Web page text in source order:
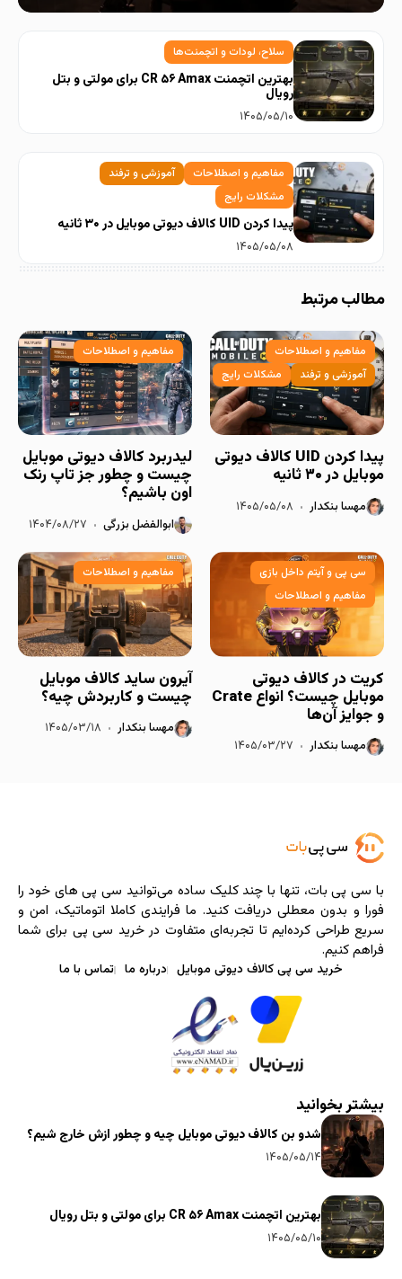
سلاح، لودات و اتچمنت‌ها
بهترین اتچمنت CR ۵۶ Amax برای مولتی و بتل
رویال
۱۴۰۵/۰۵/۱۰
مفاهیم و اصطلاحات
آموزشی و ترفند
مشکلات رایج
پیدا کردن UID کالاف دیوتی موبایل در ۳۰ ثانیه
۱۴۰۵/۰۵/۰۸
مطالب مرتبط
مفاهیم و اصطلاحات
آموزشی و ترفند
مشکلات رایج
پیدا کردن UID کالاف دیوتی
موبایل در ۳۰ ثانیه
مهسا بنکدار ۱۴۰۵/۰۵/۰۸
مفاهیم و اصطلاحات
لیدربرد کالاف دیوتی موبایل
چیست و چطور جز تاپ رنک
اون باشیم؟
ابوالفضل بزرگی ۱۴۰۴/۰۸/۲۷
سی پی و آیتم داخل بازی
مفاهیم و اصطلاحات
کریت در کالاف دیوتی
موبایل چیست؟ انواع Crate
و جوایز آن‌ها
مهسا بنکدار ۱۴۰۵/۰۳/۲۷
مفاهیم و اصطلاحات
آیرون ساید کالاف موبایل
چیست و کاربردش چیه؟
مهسا بنکدار ۱۴۰۵/۰۳/۱۸
با سی ‌پی‌ بات، تنها با چند کلیک ساده می‌توانید سی پی های خود را
فورا و بدون معطلی دریافت کنید. ما فرایندی کاملا اتوماتیک، امن و
سریع طراحی کرده‌ایم تا تجربه‌ای متفاوت در خرید سی پی برای شما
فراهم کنیم.
خرید سی پی کالاف دیوتی موبایل درباره ما تماس با ما
بیشتر بخوانید
شدو بن کالاف دیوتی موبایل چیه و چطور ازش خارج شیم؟
۱۴۰۵/۰۵/۱۴
بهترین اتچمنت CR ۵۶ Amax برای مولتی و بتل رویال
۱۴۰۵/۰۵/۱۰